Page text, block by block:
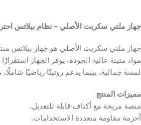
جهاز ملتي سكربت الأصلي – نظام بيلاتس
جهاز ملتي سكربت الأصلي هو جهاز بيلاتس
مواد متينة عالية الجودة، يوفر الجهاز
لمسة جمالية، بينما يدعم روتينًا رياضيًا
مميزات المنتج
منصة مريحة مع أكتاف قابلة للتعديل.
أحزمة مقاومة متعددة الاستخدامات.